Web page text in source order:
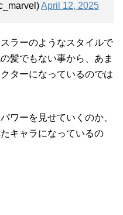
April 12, 2025
ラーのようなスタイルで
髪でもない事から、あま
ターになっているのでは
ワーを見せていくのか、
キャラになっているの